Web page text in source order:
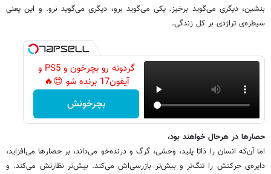
بنشین، دیگری می‌گوید برخیز. یکی می‌گوید برو، دیگری می‌گوید نرو. و این یعنی
سیطره‌ی تراژدی بر کل زندگی.
گردونه رو بچرخون و PS5 و
آیفون17 برنده شو 😍🔥
بچرخونش
حصارها در هرحال خواهند بود،
اما آن‌که انسان را ذاتا پلید، وحشی، گرگ و درنده‌خو می‌داند، بر حصارها می‌افزاید،
دایره‌ی حرکتش را تنگ‌تر و بیش‌تر بازرسی‌اش می‌کند. بیش‌تر نظارتش می‌کند. و